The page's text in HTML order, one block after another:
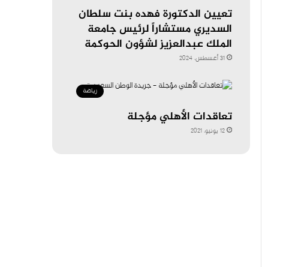
تعيين الدكتورة فهده بنت سلطان
السديري مستشاراً لرئيس جامعة
الملك عبدالعزيز لشؤون الحوكمة
31 أغسطس، 2024
رياضة
تعاقدات الأهلي مؤجلة
12 يونيو، 2021